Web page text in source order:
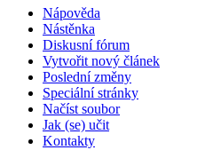
Nápověda
Nástěnka
Diskusní fórum
Vytvořit nový článek
Poslední změny
Speciální stránky
Načíst soubor
Jak (se) učit
Kontakty